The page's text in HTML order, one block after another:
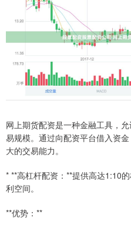
网上期货配资是一种金融工具，
易规模。通过向配资平台借入资
大的交易能力。
* **高杠杆配资：**提供高达1:10
利空间。
**优势：**